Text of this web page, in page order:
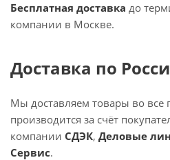
Бесплатная доставка до
компании в Москве.
Доставка по
Мы доставляем товары во все
производится за счёт
компании СДЭК, Деловые
Сервис.